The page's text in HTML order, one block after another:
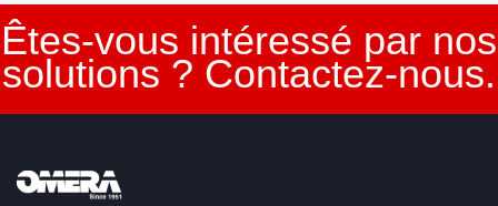
Êtes-vous intéressé par nos
solutions ? Contactez-nous.